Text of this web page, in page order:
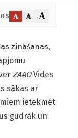
A A A
zināšanas,
ZAAOVides
sākas ar
ietekmēt
gudrāk un